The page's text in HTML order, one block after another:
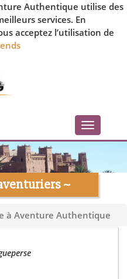
Authentique utilise des
services. En
acceptez l’utilisation de
Toggle
~
à Aventure Authentique